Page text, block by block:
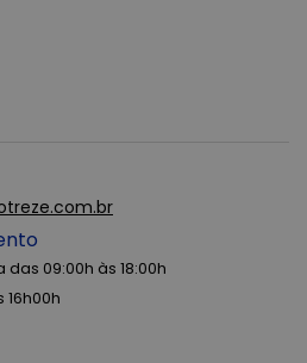
09:00h às 18:00h